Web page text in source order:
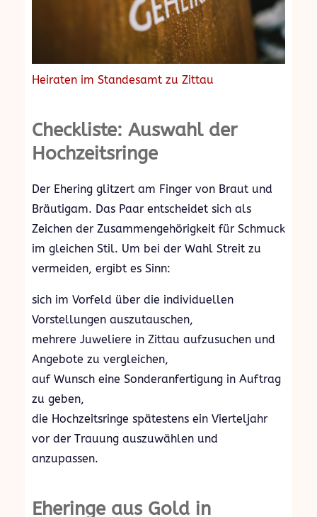
Heiraten im Standesamt zu Zittau
Checkliste: Auswahl der
Hochzeitsringe
Der Ehering glitzert am Finger von Braut und
Bräutigam. Das Paar entscheidet sich als
Zeichen der Zusammengehörigkeit für Schmuck
im gleichen Stil. Um bei der Wahl Streit zu
vermeiden, ergibt es Sinn:
sich im Vorfeld über die individuellen
Vorstellungen auszutauschen,
mehrere Juweliere in Zittau aufzusuchen und
Angebote zu vergleichen,
auf Wunsch eine Sonderanfertigung in Auftrag
zu geben,
die Hochzeitsringe spätestens ein Vierteljahr
vor der Trauung auszuwählen und
anzupassen.
Eheringe aus Gold in